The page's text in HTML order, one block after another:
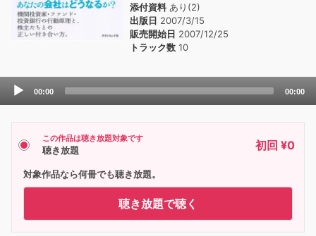
添付資料あり(2)
出版日 2007/3/15
販売開始日 2007/12/25
トラック数 10
Audio
00:00 00:00
この作品は聴き放題対象です
聴き放題 初回 ¥0
対象作品なら何冊でも聴き放題。
聴き放題で聴く